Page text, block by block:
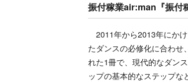
振付稼業air:man『振付
2011年から2013年にか
たダンスの必修化に合わせ
れた1冊で、現代的なダン
ップの基本的なステップな